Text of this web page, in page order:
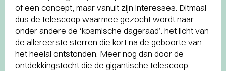
of een concept, maar vanuit zijn interesses. Ditmaal
dus de telescoop waarmee gezocht wordt naar
onder andere de ‘kosmische dageraad’: het licht van
de allereerste sterren die kort na de geboorte van
het heelal ontstonden. Meer nog dan door de
ontdekkingstocht die de gigantische telescoop